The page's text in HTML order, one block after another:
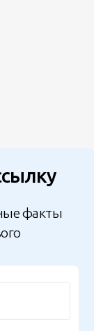
факты